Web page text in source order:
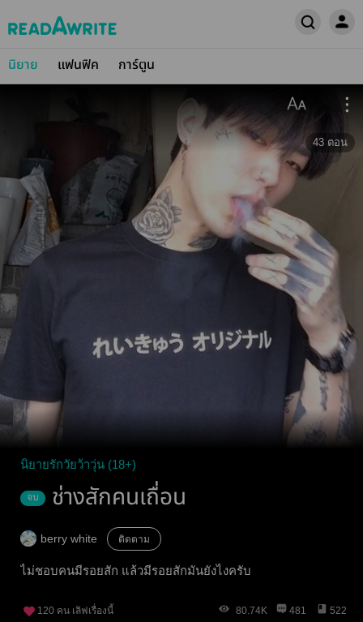
นิยาย แฟนฟิค การ์ตูน
43 ตอน
นิยายรักวัยว้าวุ่น (18+)
จบ ช่างสักคนเถื่อน
berry white ติดตาม
ไม่ชอบคนมีรอยสัก แล้วมีรอยสักมันยังไงครับ
120 คน เลิฟเรื่องนี้ 80.74K 481 522